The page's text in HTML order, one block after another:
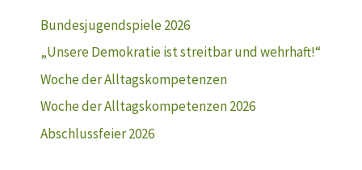
Bundesjugendspiele 2026
„Unsere Demokratie ist streitbar und wehrhaft!“
Woche der Alltagskompetenzen
Woche der Alltagskompetenzen 2026
Abschlussfeier 2026